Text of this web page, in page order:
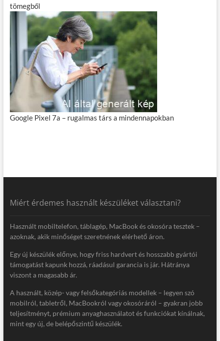
tömegből
Google Pixel 7a – rugalmas társ a mindennapokban
Miért érdemes használt készüléket választani?
Használt mobiltelefon, táblagép, MacBook és okosóra tesztek –
azoknak, akik minőséget szeretnének elérhető áron.
Egy új készülék előnye, hogy friss hardvert és hosszabb gyártói
támogatást kapunk hozzá, ráadásul garancia is jár. Hátránya
viszont a magasabb ár.
A használt, közép- vagy felsőkategóriás modellek – legyen szó
mobilról, tabletről, MacBookról vagy okosóráról – gyakran jobb
teljesítményt, prémium anyaghasználatot és funkciókat kínálnak,
mint egy új, de belépőszintű készülék.